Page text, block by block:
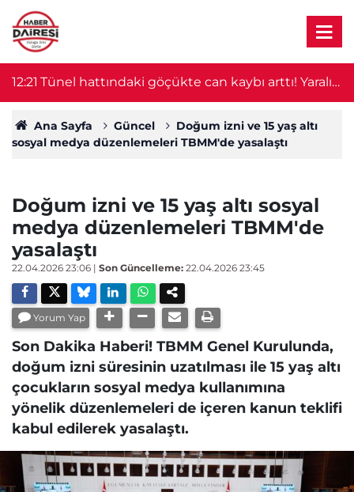
12:21 Tünel hattındaki göçükte can kaybı arttı! Yaralı
işçiden acı haber geldi
Ana Sayfa Güncel
Doğum izni ve 15 yaş altı
sosyal medya düzenlemeleri TBMM'de yasalaştı
Doğum izni ve 15 yaş altı sosyal
medya düzenlemeleri TBMM'de
yasalaştı
22.04.2026 23:06 | Son Güncelleme: 22.04.2026 23:45
Yorum Yap
Son Dakika Haberi! TBMM Genel Kurulunda,
doğum izni süresinin uzatılması ile 15 yaş altı
çocukların sosyal medya kullanımına
yönelik düzenlemeleri de içeren kanun teklifi
kabul edilerek yasalaştı.